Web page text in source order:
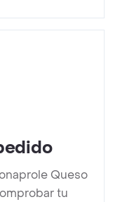
Queso
tu